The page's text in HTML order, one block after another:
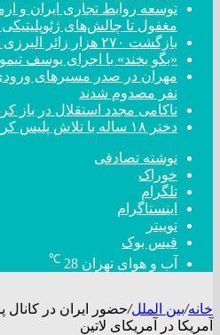
توسعه روابط تجاری ایران و
مغفول تا چالش‌های ژئوپلیتیکی
بازگشت ۲۷۰ هزار زائر البرزی از سفر اربعین
«بگو بخند» با اجرای یوسف
نفر مصدوم شدند
ناکامی مجدد استقلال در باز
دختر ‌۱۸‌ ‌ساله‌ با تلاش پلیس کرج از خودکشی منصرف شد
نوشته تصادفی
خوراک
تلگرام
اینستاگرام
توییتر
فیس بوک
آب و هوای تهران 28
℃
خانه/بین الملل/حضور ایران در کانال
آمریکا در آمریکای لاتین